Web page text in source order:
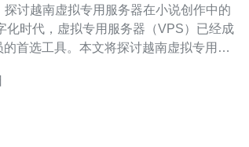
探讨越南虚拟专用服务器在小说创作中的
首选工具。本文将探讨越南虚拟专用服
：越南VPS提供了稳定的网络连接，确